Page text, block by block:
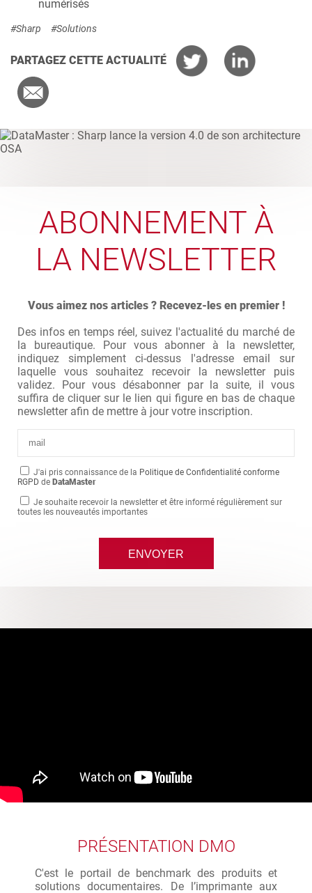
numérisés
#Sharp #Solutions
PARTAGEZ CETTE ACTUALITÉ
ABONNEMENT À
LA NEWSLETTER
Vous aimez nos articles ? Recevez-les en premier !
Des infos en temps réel, suivez l'actualité du marché de
la bureautique. Pour vous abonner à la newsletter,
indiquez simplement ci-dessus l'adresse email sur
laquelle vous souhaitez recevoir la newsletter puis
validez. Pour vous désabonner par la suite, il vous
suffira de cliquer sur le lien qui figure en bas de chaque
newsletter afin de mettre à jour votre inscription.
J'ai pris connaissance de la Politique de Confidentialité conforme
RGPD de DataMaster
Je souhaite recevoir la newsletter et être informé régulièrement sur
toutes les nouveautés importantes
PRÉSENTATION DMO
C'est le portail de benchmark des produits et
solutions documentaires. De l’imprimante aux